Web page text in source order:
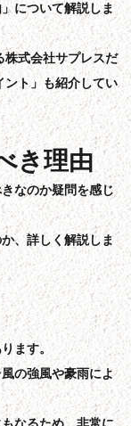
について解説しま
株式会社サプレスだ
ント」も紹介してい
き理由
なのか疑問を感じ
、詳しく解説しま
ます。
の強風や豪雨によ